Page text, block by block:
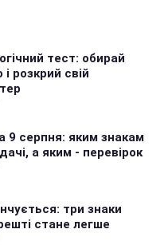
тест: обирай
розкрий свій
9 серпня: яким знакам
а яким - перевірок
три знаки
стане легше